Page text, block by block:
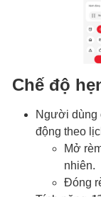
Chế độ
Người dùng
động theo
Mở
nhiên.
Đóng